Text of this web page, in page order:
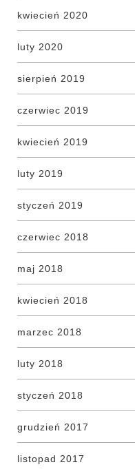
kwiecień 2020
luty 2020
sierpień 2019
czerwiec 2019
kwiecień 2019
luty 2019
styczeń 2019
czerwiec 2018
maj 2018
kwiecień 2018
marzec 2018
luty 2018
styczeń 2018
grudzień 2017
listopad 2017